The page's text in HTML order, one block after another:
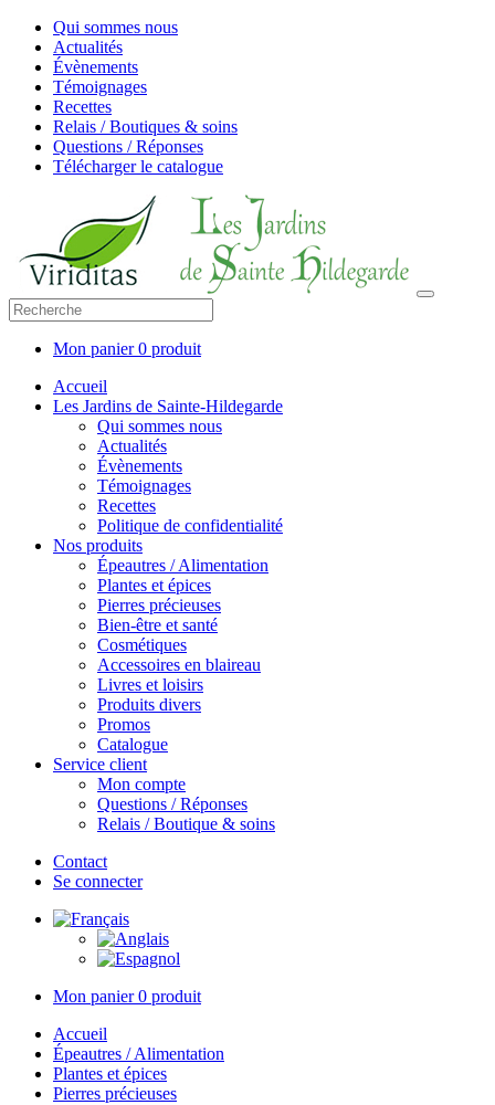
Qui sommes nous
Actualités
Évènements
Témoignages
Recettes
Relais / Boutiques & soins
Questions / Réponses
Télécharger le catalogue
Mon panier0 produit
Accueil
Les Jardins de Sainte-Hildegarde
Qui sommes nous
Actualités
Évènements
Témoignages
Recettes
Politique de confidentialité
Nos produits
Épeautres / Alimentation
Plantes et épices
Pierres précieuses
Bien-être et santé
Cosmétiques
Accessoires en blaireau
Livres et loisirs
Produits divers
Promos
Catalogue
Service client
Mon compte
Questions / Réponses
Relais / Boutique & soins
Contact
Se connecter
Mon panier0 produit
Accueil
Épeautres / Alimentation
Plantes et épices
Pierres précieuses